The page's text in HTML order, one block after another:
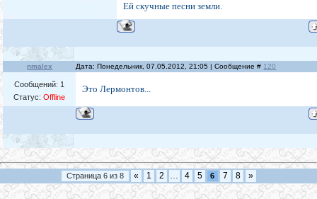
Ей скучные песни земли.
nmalex Дата: Понедельник, 07.05.2012, 21:05 | Сообщение # 120
Сообщений: 1
Статус:Offline
Это Лермонтов...
Страница 6из 8 « 1 2 4 5 6 7 8 »